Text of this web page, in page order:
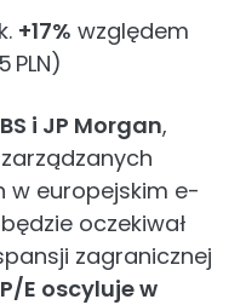
+17% względem
PLN)
i JP Morgan,
w europejskim e-
oczekiwał
zagranicznej
P/E oscyluje w